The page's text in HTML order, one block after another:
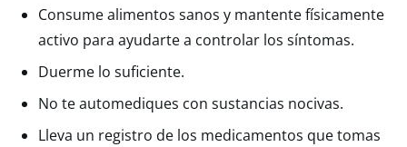
Consume alimentos sanos y mantente físicamente
activo para ayudarte a controlar los síntomas.
Duerme lo suficiente.
No te automediques con sustancias nocivas.
Lleva un registro de los medicamentos que tomas